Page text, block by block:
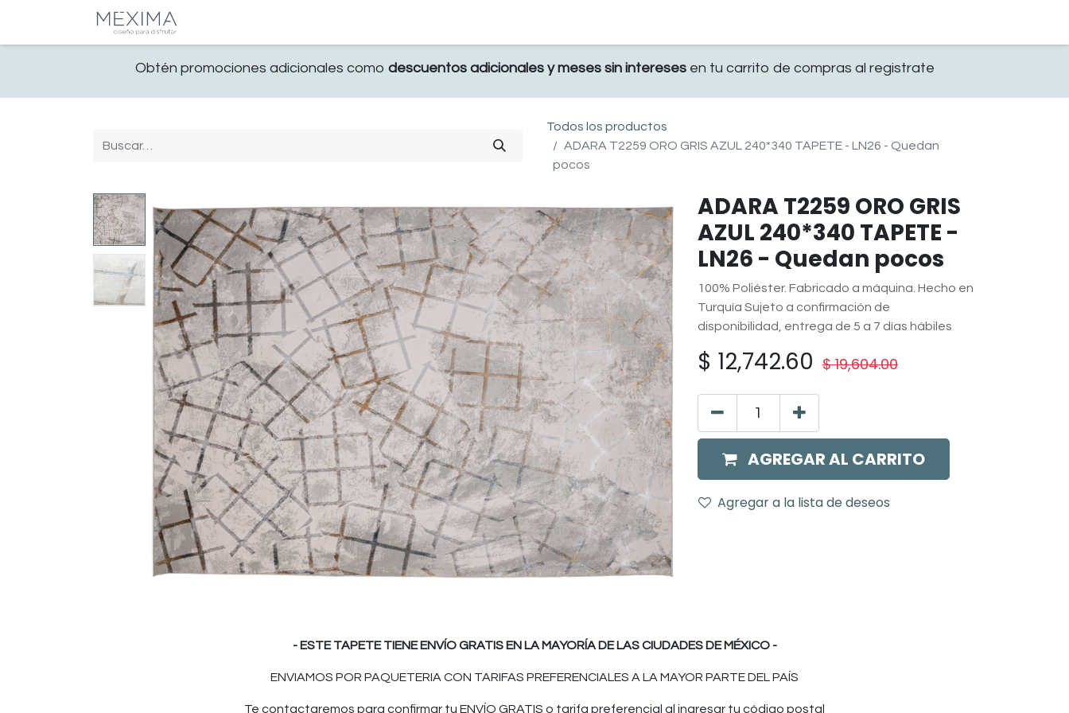
Obtén promociones adicionales como descuentos adicionales y meses sin interesesen tu carrito de compras al registrate
Todos los productos
ADARA T2259 ORO GRIS AZUL 240*340 TAPETE - LN26 - Quedan
pocos
ADARA T2259 ORO GRIS
AZUL 240*340 TAPETE -
LN26 - Quedan pocos
100% Poliéster. Fabricado a máquina. Hecho en
Turquía Sujeto a confirmación de
disponibilidad, entrega de 5 a 7 días hábiles
$ 12,742.60 $19,604.00
AGREGAR AL CARRITO
Agregar a la lista de deseos
- ESTE TAPETE TIENE ENVÍO GRATIS EN LA MAYORÍA DE LAS CIUDADES DE MÉXICO -
ENVIAMOS POR PAQUETERIA CON TARIFAS PREFERENCIALES A LA MAYOR PARTE DEL PAÍS
Te contactaremos para confirmar tu ENVÍO GRATIS o tarifa preferencial al ingresar tu código postal